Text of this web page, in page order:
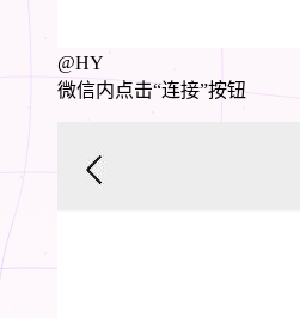
@HY
微信内点击“连接”按钮